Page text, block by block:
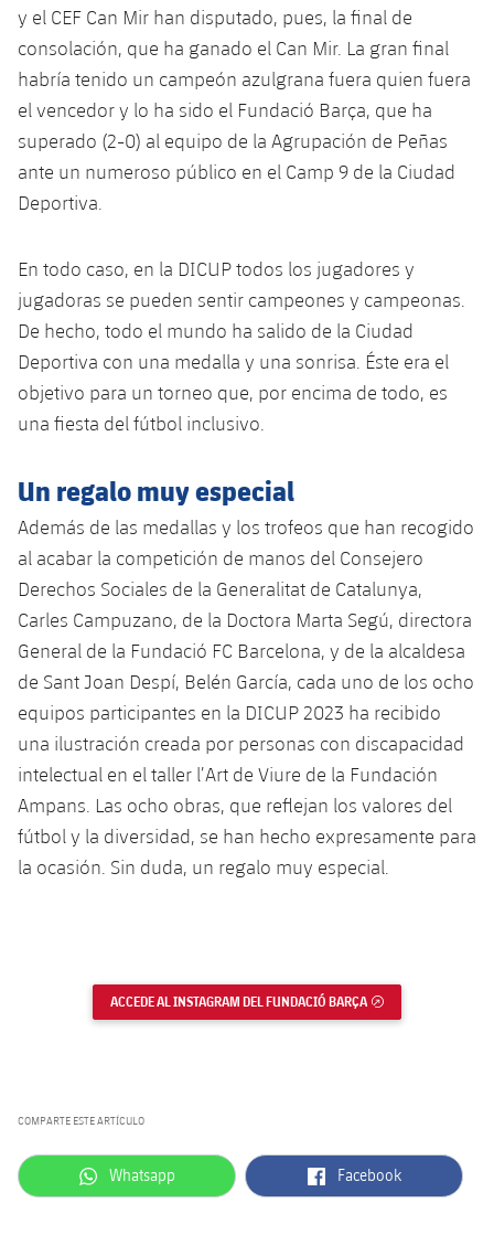
y el CEF Can Mir han disputado, pues, la final de
consolación, que ha ganado el Can Mir. La gran final
habría tenido un campeón azulgrana fuera quien fuera
el vencedor y lo ha sido el Fundació Barça, que ha
superado (2-0) al equipo de la Agrupación de Peñas
ante un numeroso público en el Camp 9 de la Ciudad
Deportiva.
En todo caso, en la DICUP todos los jugadores y
jugadoras se pueden sentir campeones y campeonas.
De hecho, todo el mundo ha salido de la Ciudad
Deportiva con una medalla y una sonrisa. Éste era el
objetivo para un torneo que, por encima de todo, es
una fiesta del fútbol inclusivo.
Un regalo muy especial
Además de las medallas y los trofeos que han recogido
al acabar la competición de manos del Consejero
Derechos Sociales de la Generalitat de Catalunya,
Carles Campuzano, de la Doctora Marta Segú, directora
General de la Fundació FC Barcelona, y de la alcaldesa
de Sant Joan Despí, Belén García, cada uno de los ocho
equipos participantes en la DICUP 2023 ha recibido
una ilustración creada por personas con discapacidad
intelectual en el taller l’Art de Viure de la Fundación
Ampans. Las ocho obras, que reflejan los valores del
fútbol y la diversidad, se han hecho expresamente para
la ocasión. Sin duda, un regalo muy especial.
ACCEDE AL INSTAGRAM DEL FUNDACIÓ BARÇA
COMPARTE ESTE ARTÍCULO
label.aria.whatsapp
Whatsapp label.aria.facebook
Facebook